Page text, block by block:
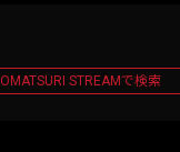
OMATSURI STREAMで検索